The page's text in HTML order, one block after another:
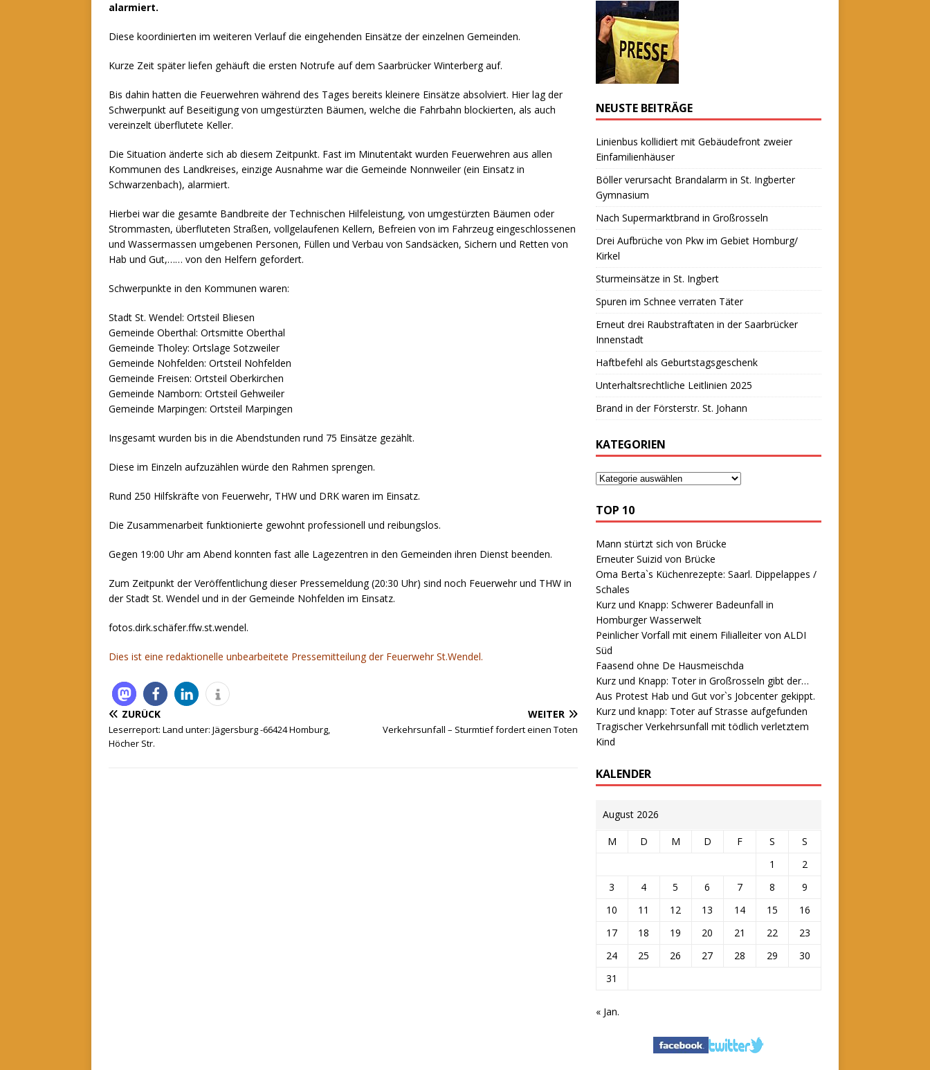
alarmiert.
Diese koordinierten im weiteren Verlauf die eingehenden Einsätze der einzelnen Gemeinden.
Kurze Zeit später liefen gehäuft die ersten Notrufe auf dem Saarbrücker Winterberg auf.
Bis dahin hatten die Feuerwehren während des Tages bereits kleinere Einsätze absolviert. Hier lag der
Schwerpunkt auf Beseitigung von umgestürzten Bäumen, welche die Fahrbahn blockierten, als auch
vereinzelt überflutete Keller.
Die Situation änderte sich ab diesem Zeitpunkt. Fast im Minutentakt wurden Feuerwehren aus allen
Kommunen des Landkreises, einzige Ausnahme war die Gemeinde Nonnweiler (ein Einsatz in
Schwarzenbach), alarmiert.
Hierbei war die gesamte Bandbreite der Technischen Hilfeleistung, von umgestürzten Bäumen oder
Strommasten, überfluteten Straßen, vollgelaufenen Kellern, Befreien von im Fahrzeug eingeschlossenen
und Wassermassen umgebenen Personen, Füllen und Verbau von Sandsäcken, Sichern und Retten von
Hab und Gut,…… von den Helfern gefordert.
Schwerpunkte in den Kommunen waren:
Stadt St. Wendel: Ortsteil Bliesen
Gemeinde Oberthal: Ortsmitte Oberthal
Gemeinde Tholey: Ortslage Sotzweiler
Gemeinde Nohfelden: Ortsteil Nohfelden
Gemeinde Freisen: Ortsteil Oberkirchen
Gemeinde Namborn: Ortsteil Gehweiler
Gemeinde Marpingen: Ortsteil Marpingen
Insgesamt wurden bis in die Abendstunden rund 75 Einsätze gezählt.
Diese im Einzeln aufzuzählen würde den Rahmen sprengen.
Rund 250 Hilfskräfte von Feuerwehr, THW und DRK waren im Einsatz.
Die Zusammenarbeit funktionierte gewohnt professionell und reibungslos.
Gegen 19:00 Uhr am Abend konnten fast alle Lagezentren in den Gemeinden ihren Dienst beenden.
Zum Zeitpunkt der Veröffentlichung dieser Pressemeldung (20:30 Uhr) sind noch Feuerwehr und THW in
der Stadt St. Wendel und in der Gemeinde Nohfelden im Einsatz.
fotos.dirk.schäfer.ffw.st.wendel.
Dies ist eine redaktionelle unbearbeitete Pressemitteilung der Feuerwehr St.Wendel.
ZURÜCK
Leserreport: Land unter: Jägersburg -66424 Homburg,
Höcher Str.
WEITER
Verkehrsunfall – Sturmtief fordert einen Toten
NEUSTE BEITRÄGE
Linienbus kollidiert mit Gebäudefront zweier
Einfamilienhäuser
Böller verursacht Brandalarm in St. Ingberter
Gymnasium
Nach Supermarktbrand in Großrosseln
Drei Aufbrüche von Pkw im Gebiet Homburg/
Kirkel
Sturmeinsätze in St. Ingbert
Spuren im Schnee verraten Täter
Erneut drei Raubstraftaten in der Saarbrücker
Innenstadt
Haftbefehl als Geburtstagsgeschenk
Unterhaltsrechtliche Leitlinien 2025
Brand in der Försterstr. St. Johann
KATEGORIEN
TOP 10
Mann stürtzt sich von Brücke
Erneuter Suizid von Brücke
Oma Berta`s Küchenrezepte: Saarl. Dippelappes /
Schales
Kurz und Knapp: Schwerer Badeunfall in
Homburger Wasserwelt
Peinlicher Vorfall mit einem Filialleiter von ALDI
Süd
Faasend ohne De Hausmeischda
Kurz und Knapp: Toter in Großrosseln gibt der…
Aus Protest Hab und Gut vor`s Jobcenter gekippt.
Kurz und knapp: Toter auf Strasse aufgefunden
Tragischer Verkehrsunfall mit tödlich verletztem
Kind
KALENDER
August 2026
M D M D F S
S
1
2
3
4 5 6 7 8
9
10
11 12 13 14 15
16
17
18 19 20 21 22
23
24
25 26 27 28 29
30
31
« Jan.